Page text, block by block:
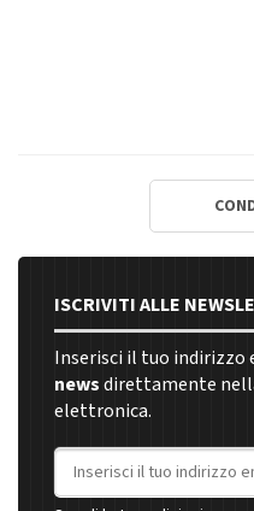
ISCRIVITI ALLE
Inserisci il tuo indirizzo
newsdirettamente
elettronica.
Indirizzo email